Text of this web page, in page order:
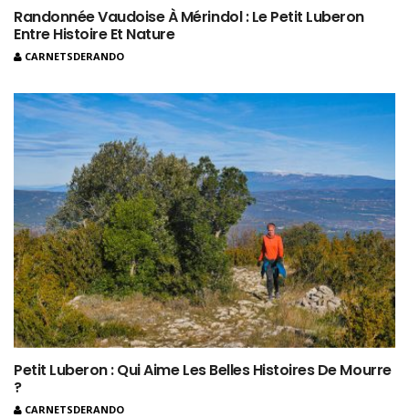
Randonnée Vaudoise À Mérindol : Le Petit Luberon
Entre Histoire Et Nature
CARNETSDERANDO
Petit Luberon : Qui Aime Les Belles Histoires De Mourre
?
CARNETSDERANDO